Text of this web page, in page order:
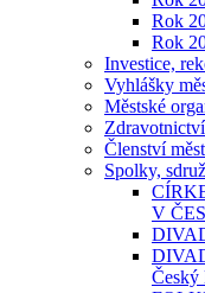
Rok
Rok
Investice,
Vyhlášky
Městské
Členství
Spolky,
V
Český